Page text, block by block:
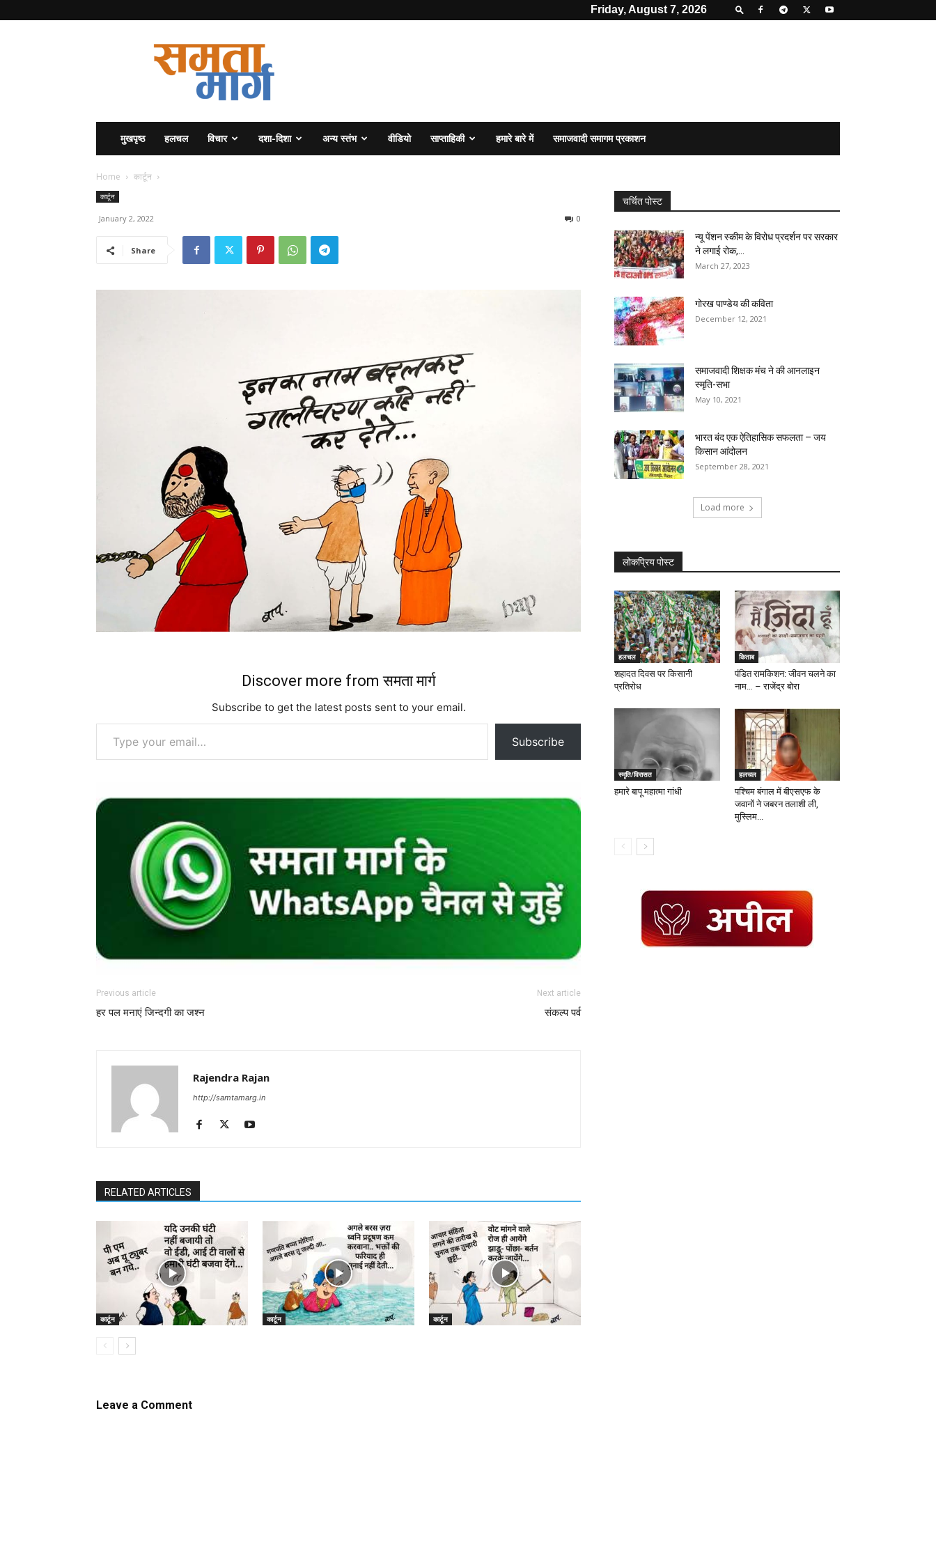
Friday, August 7, 2026
मुखपृष्ठ हलचल विचार दशा-दिशा अन्य स्तंभ वीडियो साप्ताहिकी हमारे बारे में समाजवादी समागम प्रकाशन
Home कार्टून
कार्टून
January 2, 2022 0
Share
Discover more from समता मार्ग
Subscribe to get the latest posts sent to your email.
Type your email…
Subscribe
Previous article
हर पल मनाएं जिन्दगी का जश्न
Next article
संकल्प पर्व
Rajendra Rajan
http://samtamarg.in
RELATED ARTICLES
कार्टून कार्टून कार्टून
Leave a Comment
चर्चित पोस्ट
न्यू पेंशन स्कीम के विरोध प्रदर्शन पर सरकार
ने लगाई रोक,...
March 27, 2023
गोरख पाण्डेय की कविता
December 12, 2021
समाजवादी शिक्षक मंच ने की आनलाइन
स्मृति-सभा
May 10, 2021
भारत बंद एक ऐतिहासिक सफलता – जय
किसान आंदोलन
September 28, 2021
Load more
लोकप्रिय पोस्ट
हलचल
शहादत दिवस पर किसानी
प्रतिरोध
किताब
पंडित रामकिशन: जीवन चलने का
नाम… – राजेंद्र बोरा
स्मृति/विरासत
हमारे बापू महात्मा गांधी
हलचल
पश्चिम बंगाल में बीएसएफ के
जवानों ने जबरन तलाशी ली,
मुस्लिम...